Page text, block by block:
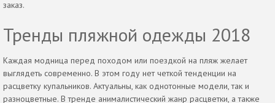
заказ.
Тренды пляжной одежды 2018
Каждая модница перед походом или поездкой на пляж желает
выглядеть современно. В этом году нет четкой тенденции на
расцветку купальников. Актуальны, как однотонные модели, так и
разноцветные. В тренде анималистический жанр расцветки, а также